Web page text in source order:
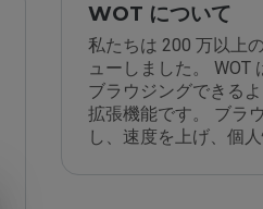
WOT について
私たちは 200 万以上
ューしました。 WOT
ブラウジングできる
拡張機能です。 ブラ
し、速度を上げ、個